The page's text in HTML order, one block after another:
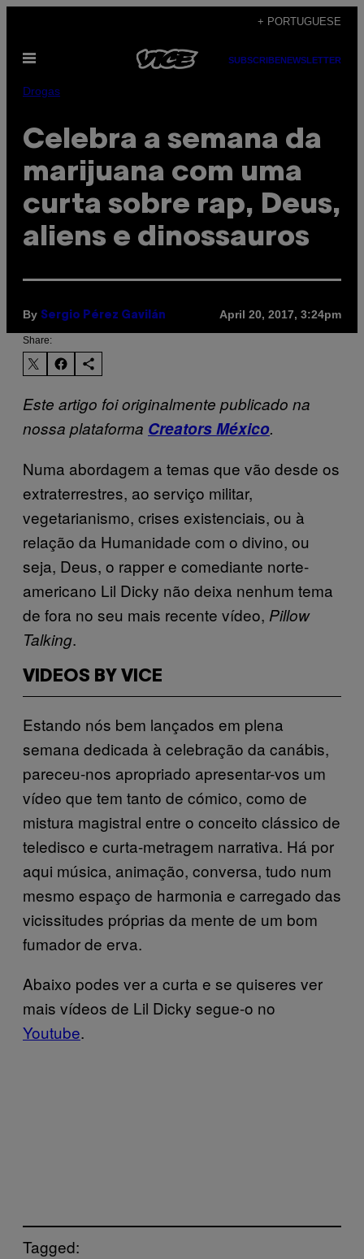
content
+ PORTUGUESE
Open
SUBSCRIBENEWSLETTER
Drogas
Celebra a semana da
marijuana com uma
curta sobre rap, Deus,
aliens e dinossauros
By Sergio Pérez Gavilán April 20, 2017, 3:24pm
Share:
Este artigo foi originalmente publicado na
nossa plataforma Creators México.
Numa abordagem a temas que vão desde os
extraterrestres, ao serviço militar,
vegetarianismo, crises existenciais, ou à
relação da Humanidade com o divino, ou
seja, Deus, o rapper e comediante norte-
americano Lil Dicky não deixa nenhum tema
de fora no seu mais recente vídeo, Pillow
Talking.
VIDEOS BY VICE
Estando nós bem lançados em plena
semana dedicada à celebração da canábis,
pareceu-nos apropriado apresentar-vos um
vídeo que tem tanto de cómico, como de
mistura magistral entre o conceito clássico de
teledisco e curta-metragem narrativa. Há por
aqui música, animação, conversa, tudo num
mesmo espaço de harmonia e carregado das
vicissitudes próprias da mente de um bom
fumador de erva.
Abaixo podes ver a curta e se quiseres ver
mais vídeos de Lil Dicky segue-o no
Youtube.
Tagged: